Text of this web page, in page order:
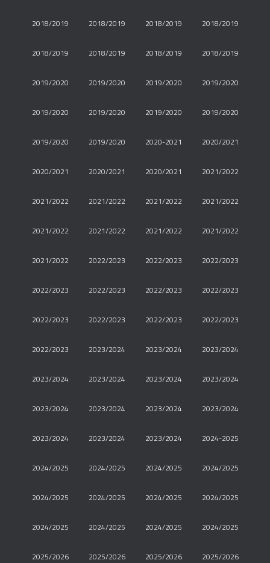
2018/2019 2018/2019 2018/2019 2018/2019
2018/2019 2018/2019 2018/2019 2018/2019
2019/2020 2019/2020 2019/2020 2019/2020
2019/2020 2019/2020 2019/2020 2019/2020
2019/2020 2019/2020 2020-2021 2020/2021
2020/2021 2020/2021 2020/2021 2021/2022
2021/2022 2021/2022 2021/2022 2021/2022
2021/2022 2021/2022 2021/2022 2021/2022
2021/2022 2022/2023 2022/2023 2022/2023
2022/2023 2022/2023 2022/2023 2022/2023
2022/2023 2022/2023 2022/2023 2022/2023
2022/2023 2023/2024 2023/2024 2023/2024
2023/2024 2023/2024 2023/2024 2023/2024
2023/2024 2023/2024 2023/2024 2023/2024
2023/2024 2023/2024 2023/2024 2024-2025
2024/2025 2024/2025 2024/2025 2024/2025
2024/2025 2024/2025 2024/2025 2024/2025
2024/2025 2024/2025 2024/2025 2024/2025
2025/2026 2025/2026 2025/2026 2025/2026